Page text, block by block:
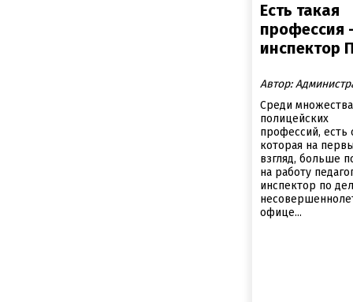
Есть такая
профессия
инспектор
Автор:
Среди множества
полицейских
профессий, есть
которая на
взгляд, больше
на работу
инспектор по
офице...